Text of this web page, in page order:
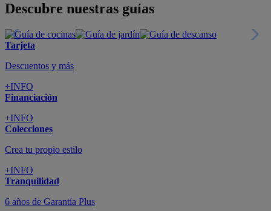
Descubre nuestras guías
Tarjeta
Descuentos y más
+INFO
Financiación
+INFO
Colecciones
Crea tu propio estilo
+INFO
Tranquilidad
6 años de Garantía Plus